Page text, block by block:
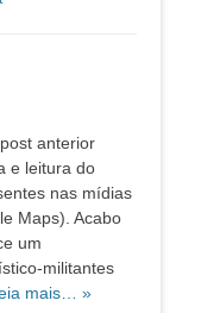
anterior
e leitura do
nas mídias
Maps). Acabo
um
militantes
mais… »